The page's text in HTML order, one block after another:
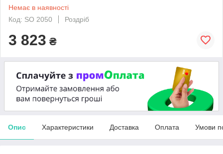
Немає в наявності
Код: SO 2050
Роздріб
3 823 ₴
Опис Характеристики Доставка Оплата Умови